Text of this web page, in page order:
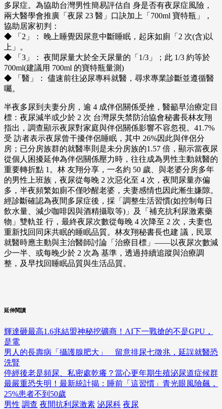
多尿症。為協助台灣男性簡易評估自 身是否有夜尿症風險，
兩大醫學會推廣「夜尿 23 醫」口訣加上「700ml 寶特瓶」，
協助居家初判：
◆ 「2」： 晚上睡覺因尿意中斷睡眠，起床如廁「2 次(含)以
上」。
◆ 「3」： 夜間尿量大於全天尿量的「1/3」；此 1/3 約等於
700ml(建議用 700ml 的寶特瓶量測)
◆ 「醫」： 儘速前往泌尿專科就醫，尋求專業診斷並遵循醫
囑。
半夜多尿到夫妻分房，逾 4 成伴侶關係受挫，醫籲早治療定目
標：夜尿減半或少於 2 次 台灣尿失禁防治協會秘書長林友翔
指出，調查顯示夜尿對家庭與伴侶關係影響不容忽視。41.7%
受 訪者表示夜尿曾干擾伴侶睡眠，其中 26%因此與伴侶分
房；已分房族群的就醫率則是未分房族的1.57 倍，顯示當夜尿
從個人困擾延伸為伴侶關係壓力時，往往成為男性主動就醫的
重要轉折點 1。林 友翔分享，一名約 50 歲、與老婆分房多年
的男性上班族，夜尿從每晚 2 次惡化至 4 次，夜間尿量亦偏
多，半夜頻繁如廁不僅吵醒老婆，夫妻感情也因此漸生嫌隙。
經診斷確認為夜間多尿症後，採「調整生活習慣(如控制每日
飲水量、減少咖啡因與酒精攝取等)」及「補充抗利尿激素藥
物」雙軌並 行，最終夜尿次數從每晚 4 次降至 2 次，夫妻也
重新找回同床共眠的睡眠品質。林友翔秘書長也建 議，民眾
就醫時應主動與主治醫師討論「治療目標」——以夜尿次數減
少一半、或每晚少於 2 次為 基準，透過持續追蹤與治療調
整，及早找回睡眠品質與生活品質。
延伸閱讀
輝達砸最高1.6兆結盟神秘挖礦商！AI下一戰搶的不是GPU，
是電
男人的長壽病「攝護腺肥大」 留意排尿七徵兆，延誤就醫恐
洗腎
停經後老是頻尿、私密處乾癢？當心更年期生殖泌尿道症候群
最嚴重恐失明！最新統計揭：睡前「這習慣」青光眼風險飆，
25%患者不到50歲
男性 調查 夜間抗利尿激素 泌尿科 夜尿